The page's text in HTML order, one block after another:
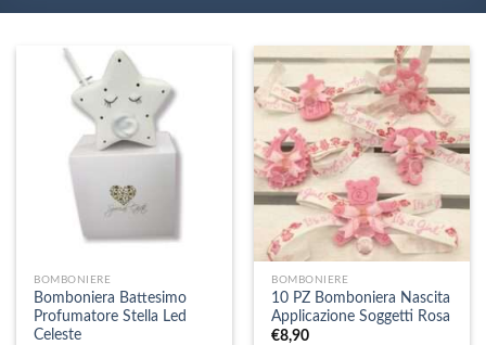
BOMBONIERE
Bomboniera Battesimo
Profumatore Stella Led
Celeste
BOMBONIERE
10 PZ Bomboniera Nascita
Applicazione Soggetti Rosa
€8,90